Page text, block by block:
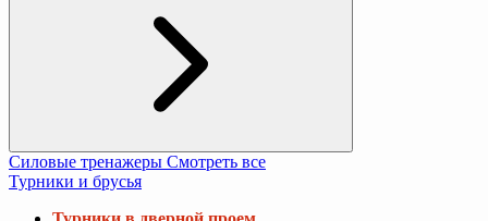
Силовые тренажеры Смотреть все
Турники и брусья